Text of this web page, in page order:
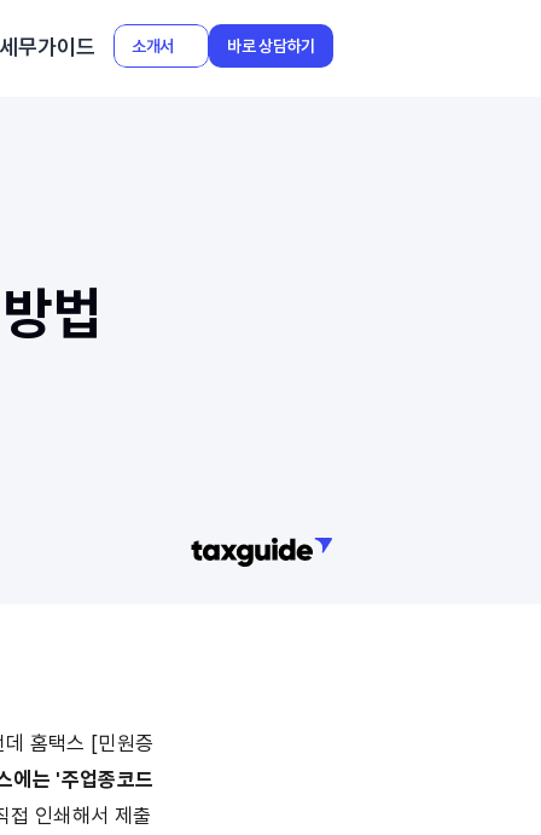
법
홈택스 [민원증
에는 '주업종코드
접 인쇄해서 제출
세무가이드 소개서 바로 상담하기